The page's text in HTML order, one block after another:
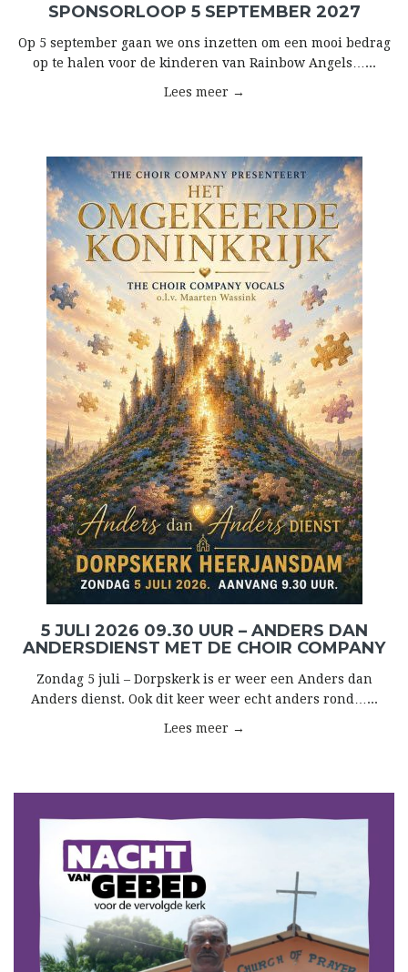
SPONSORLOOP 5 SEPTEMBER 2027
Op 5 september gaan we ons inzetten om een mooi bedrag
op te halen voor de kinderen van Rainbow Angels…...
Lees meer →
5 JULI 2026 09.30 UUR – ANDERS DAN
ANDERSDIENST MET DE CHOIR COMPANY
Zondag 5 juli – Dorpskerk is er weer een Anders dan
Anders dienst. Ook dit keer weer echt anders rond…...
Lees meer →